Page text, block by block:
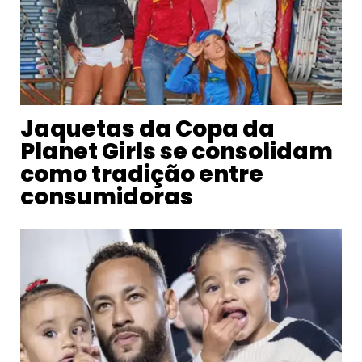
Jaquetas da Copa da
Planet Girls se consolidam
como tradição entre
consumidoras